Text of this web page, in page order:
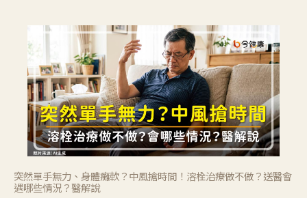
突然單手無力、身體癱軟？中風搶時間！溶栓治療做不做？送醫會
遇哪些情況？醫解說